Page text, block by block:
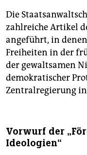
Die
zahlreiche Artikel
angeführt, in
Freiheiten in der
der gewaltsamen
demokratischer
Zentralregierung
Vorwurf der
Ideologien“